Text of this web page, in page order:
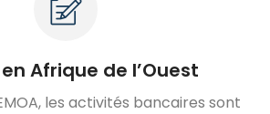
en Afrique de l’Ouest
les activités bancaires sont